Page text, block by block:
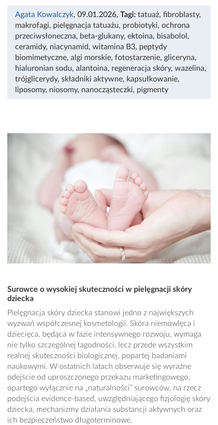
Agata Kowalczyk, 09.01.2026, Tagi: tatuaż, fibroblasty,
makrofagi, pielęgnacja tatuażu, probiotyki, ochrona
przeciwsłoneczna, beta-glukany, ektoina, bisabolol ,
ceramidy, niacynamid, witamina B3, peptydy
biomimetyczne, algi morskie, fotostarzenie, gliceryna,
hialuronian sodu, alantoina, regeneracja skóry, wazelina,
trójglicerydy, składniki aktywne, kapsułkowanie,
liposomy, niosomy, nanocząsteczki, pigmenty
Surowce o wysokiej skuteczności w pielęgnacji skóry
dziecka
Pielęgnacja skóry dziecka stanowi jedno z największych
wyzwań współczesnej kosmetologii. Skóra niemowlęca i
dziecięca, będąca w fazie intensywnego rozwoju, wymaga
nie tylko szczególnej łagodności, lecz przede wszystkim
realnej skuteczności biologicznej, popartej badaniami
naukowymi. W ostatnich latach obserwuje się wyraźne
odejście od uproszczonego przekazu marketingowego,
opartego wyłącznie na „naturalności” surowców, na rzecz
podejścia evidence-based, uwzględniającego fizjologię skóry
dziecka, mechanizmy działania substancji aktywnych oraz
ich bezpieczeństwo długoterminowe.